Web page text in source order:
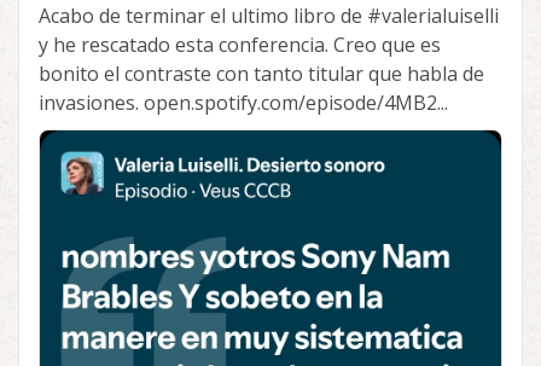
Acabo de terminar el ultimo libro de #valerialuiselli
y he rescatado esta conferencia. Creo que es
bonito el contraste con tanto titular que habla de
invasiones. open.spotify.com/episode/4MB2...